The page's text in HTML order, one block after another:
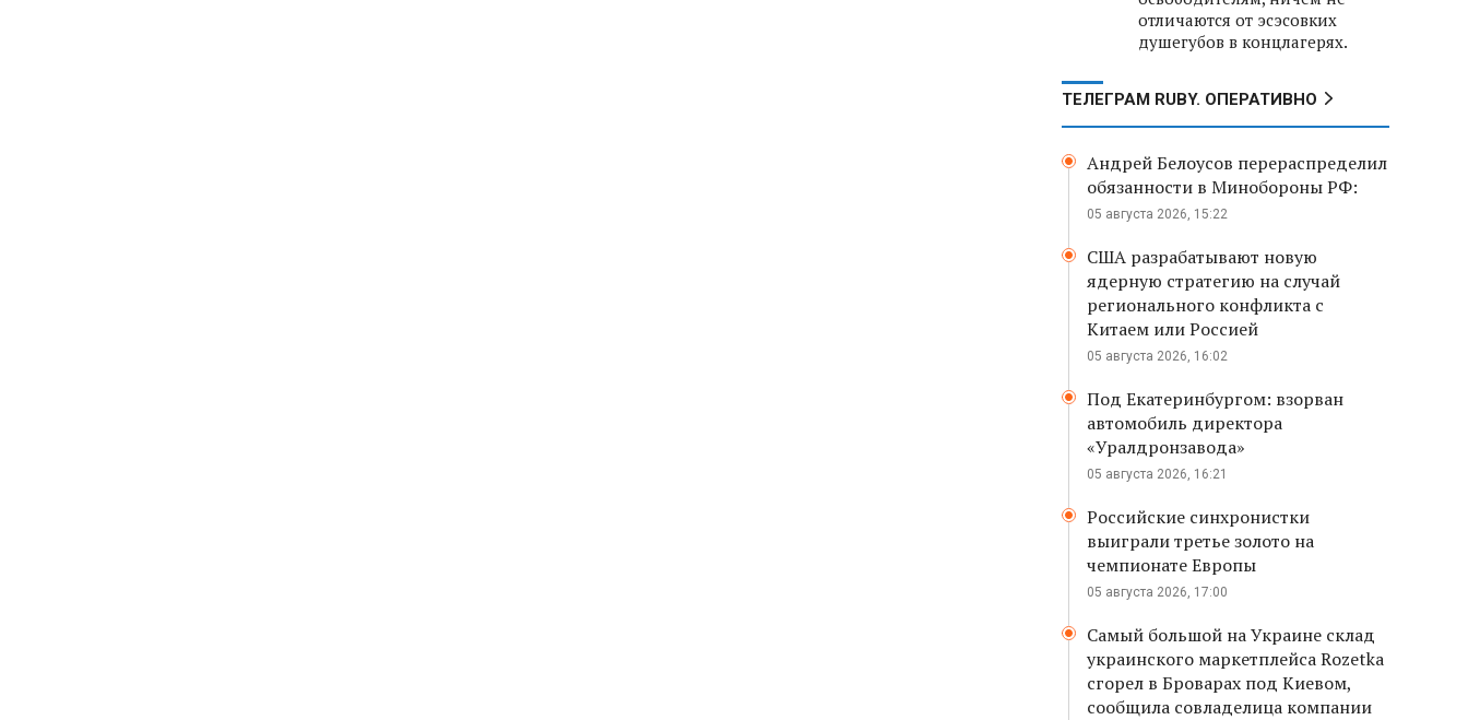
отличаются от эсэсовких
душегубов в концлагерях.
ТЕЛЕГРАМ RUBY. ОПЕРАТИВНО
Андрей Белоусов перераспределил
обязанности в Минобороны РФ:
05 августа 2026, 15:22
США разрабатывают новую
ядерную стратегию на случай
регионального конфликта с
Китаем или Россией
05 августа 2026, 16:02
Под Екатеринбургом: взорван
автомобиль директора
«Уралдронзавода»
05 августа 2026, 16:21
Российские синхронистки
выиграли третье золото на
чемпионате Европы
05 августа 2026, 17:00
Самый большой на Украине склад
украинского маркетплейса Rozetka
сгорел в Броварах под Киевом,
сообщила совладелица компании